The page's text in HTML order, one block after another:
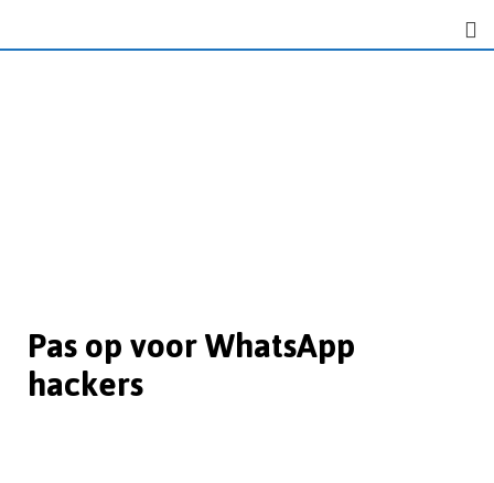
Pas op voor WhatsApp
hackers